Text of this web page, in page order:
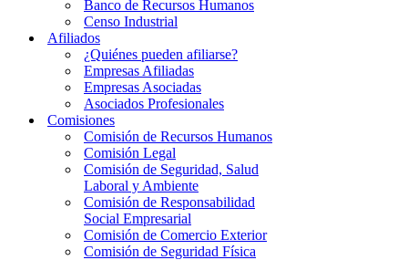
Banco de Recursos Humanos
Censo Industrial
Afiliados
¿Quiénes pueden afiliarse?
Empresas Afiliadas
Empresas Asociadas
Asociados Profesionales
Comisiones
Comisión de Recursos Humanos
Comisión Legal
Comisión de Seguridad, Salud
Laboral y Ambiente
Comisión de Responsabilidad
Social Empresarial
Comisión de Comercio Exterior
Comisión de Seguridad Física